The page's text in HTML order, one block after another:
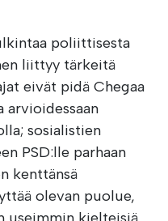
poliittisesta
liittyy tärkeitä
eivät pidä Chegaa
arvioidessaan
sosialistien
PSD:lle parhaan
kenttänsä
olevan puolue,